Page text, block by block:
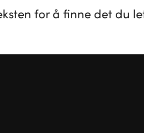
for å finne det du